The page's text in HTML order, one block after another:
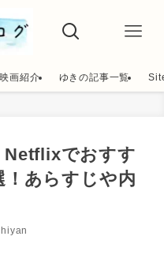
映画紹介 ゆきの記事一覧
Netflixでおすす
！あらすじや内